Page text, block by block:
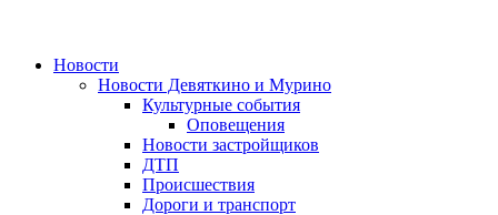
Новости
Новости Девяткино и Мурино
Культурные события
Оповещения
Новости застройщиков
ДТП
Происшествия
Дороги и транспорт